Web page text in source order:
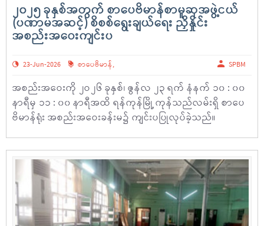
၂၀၂၅ ခုနှစ်အတွက် စာပေဗိမာန်စာမူဆုအဖွဲ့ငယ်
(ပဏာမအဆင့်) စိစစ်ရွေးချယ်ရေး ညှိနှိုင်း
အစည်းအဝေးကျင်းပ
23-Jun-2026 စာပေဗိမာန်, SPBM
အစည်းအဝေးကို ၂ဝ၂၆ ခုနှစ်၊ ဇွန်လ ၂၃ ရက် နံနက် ၁၀ : ၀၀
နာရီမှ ၁၁ : ၀၀ နာရီအထိ ရန်ကုန်မြို့ ကုန်သည်လမ်းရှိ စာပေ
ဗိမာန်ရုံး အစည်းအဝေးခန်းမ၌ ကျင်းပပြုလုပ်ခဲ့သည်။